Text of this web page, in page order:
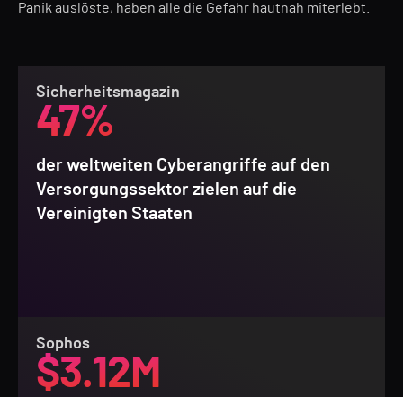
Panik auslöste, haben alle die Gefahr hautnah miterlebt.
Sicherheitsmagazin
47%
der weltweiten Cyberangriffe auf den
Versorgungssektor zielen auf die
Vereinigten Staaten
Sophos
$3.12M